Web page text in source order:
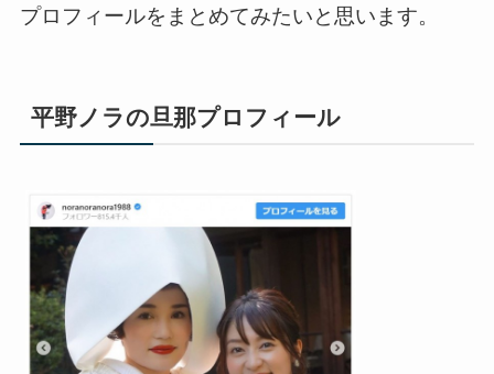
プロフィールをまとめてみたいと思います。
平野ノラの旦那プロフィール